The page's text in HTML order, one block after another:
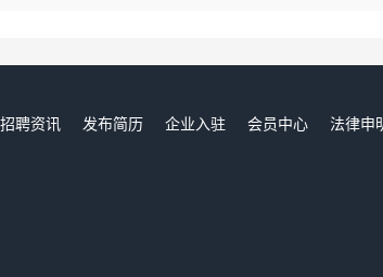
招聘资讯 发布简历 企业入驻 会员中心
法律申